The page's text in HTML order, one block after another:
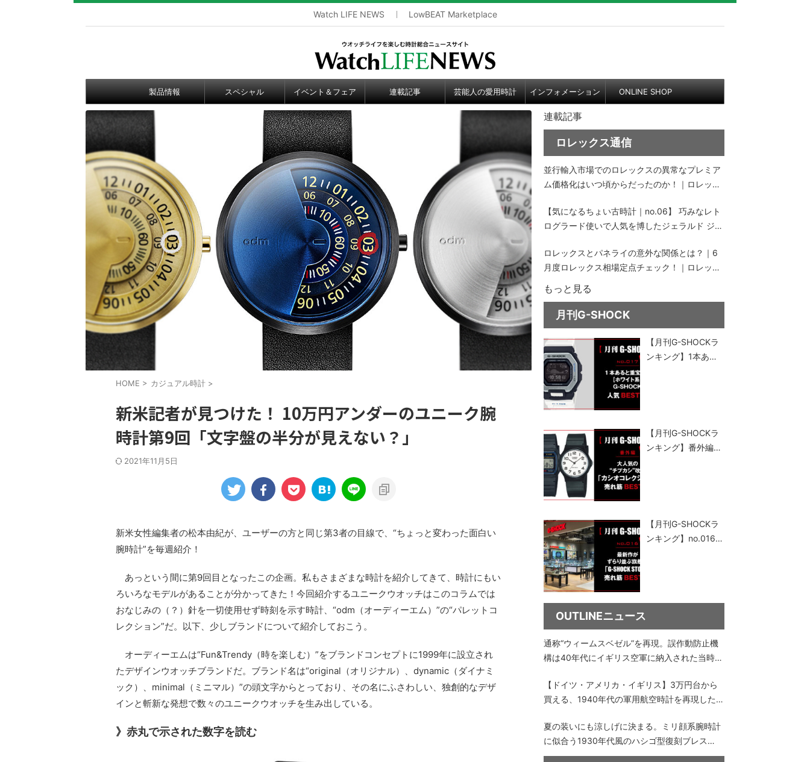
Watch LIFE NEWS LowBEAT Marketplace
製品情報 スペシャル イベント＆フェア 連載記事 芸能人の愛用時計 インフォメーション ONLINE SHOP
HOME > カジュアル時計 >
新米記者が見つけた！ 10万円アンダーのユニーク腕
時計第9回「文字盤の半分が見えない？」
2021年11月5日
新米女性編集者の松本由紀が、ユーザーの方と同じ第3者の目線で、“ちょっと変わった面白い
腕時計”を毎週紹介！
あっという間に第9回目となったこの企画。私もさまざまな時計を紹介してきて、時計にもい
ろいろなモデルがあることが分かってきた！今回紹介するユニークウオッチはこのコラムでは
おなじみの（？）針を一切使用せず時刻を示す時計、“odm（オーディーエム）”の“パレットコ
レクション”だ。以下、少しブランドについて紹介しておこう。
オーディーエムは“Fun&Trendy（時を楽しむ）”をブランドコンセプトに1999年に設立され
たデザインウオッチブランドだ。ブランド名は“original（オリジナル）、dynamic（ダイナミ
ック）、minimal（ミニマル）”の頭文字からとっており、その名にふさわしい、独創的なデザ
インと斬新な発想で数々のユニークウオッチを生み出している。
》赤丸で示された数字を読む
連載記事
ロレックス通信
並行輸入市場でのロレックスの異常なプレミア
ム価格化はいつ頃からだったのか！｜ロレック
【気になるちょい古時計｜no.06】 巧みなレト
ログラード使いで人気を博したジェラルド ジェ
リ！
ロレックスとパネライの意外な関係とは？｜6
月度ロレックス相場定点チェック！｜ロレック
もっと見る
月刊G-SHOCK
【月刊G-SHOCKラ
ンキング】1本ある
【月刊G-SHOCKラ
ンキング】番外編｜
【月刊G-SHOCKラ
ンキング】no.016｜
OUTLINEニュース
通称“ウィームスベゼル”を再現。誤作動防止機
構は40年代にイギリス空軍に納入された当時の
【ドイツ・アメリカ・イギリス】3万円台から
買える、1940年代の軍用航空時計を再現した3
夏の装いにも涼しげに決まる。ミリ顔系腕時計
に似合う1930年代風のハシゴ型復刻ブレス
【OUTLINEニュース no.33】